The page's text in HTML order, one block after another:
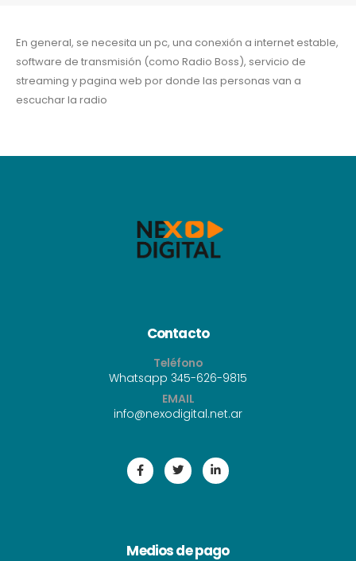
En general, se necesita un pc, una conexión a internet estable,
software de transmisión (como Radio Boss), servicio de
streaming y pagina web por donde las personas van a
escuchar la radio
Contacto
Teléfono
Whatsapp 345-626-9815
EMAIL
info@nexodigital.net.ar
Medios de pago